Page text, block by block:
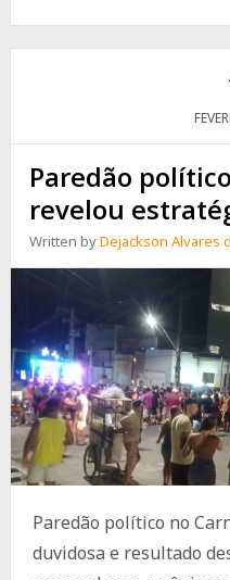
QUE
Paredão
revelou
Written byDejackson Alvares
Paredão político no
duvidosa e resultado